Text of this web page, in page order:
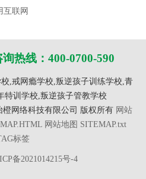
互联网
热线：400-0700-590
,戒网瘾学校,叛逆孩子训练学校,青
特训学校,叛逆孩子管教学校
橙网络科技有限公司 版权所有 网站
网站地图 SITEMAP.txt
标签
备2021014215号-4